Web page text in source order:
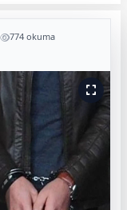
774 okuma